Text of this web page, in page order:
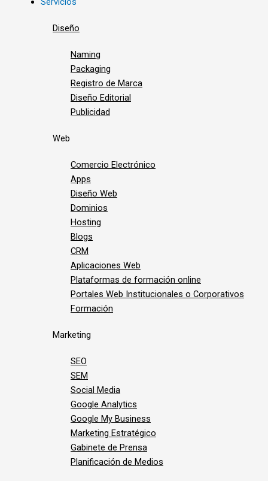
Diseño
Naming
Packaging
Registro de Marca
Diseño Editorial
Publicidad
Web
Comercio Electrónico
Apps
Diseño Web
Dominios
Hosting
Blogs
CRM
Aplicaciones Web
Plataformas de formación online
Portales Web Institucionales o Corporativos
Formación
Marketing
SEO
SEM
Social Media
Google Analytics
Google My Business
Marketing Estratégico
Gabinete de Prensa
Planificación de Medios